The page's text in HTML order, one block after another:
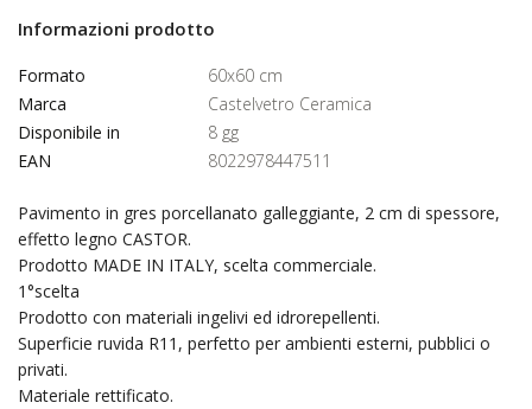
Informazioni prodotto
Formato
60x60 cm
Marca
Castelvetro Ceramica
Disponibile in
8 gg
EAN
8022978447511
Pavimento in gres porcellanato galleggiante, 2 cm di spessore,
effetto legno CASTOR.
Prodotto MADE IN ITALY, scelta commerciale.
1°scelta
Prodotto con materiali ingelivi ed idrorepellenti.
Superficie ruvida R11, perfetto per ambienti esterni, pubblici o
privati.
Materiale rettificato.